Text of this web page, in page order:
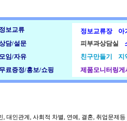
정보교류 정보교류장
아
담/설문
피부과상담실
모임/자유
친구만들기
지
무료증정/홍보/쇼핑
제품모니터링게
대인관계, 사회적 차별, 연예, 결혼, 취업문제